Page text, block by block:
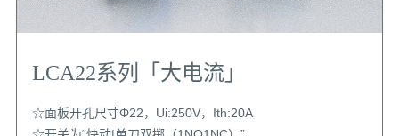
LCA22系列「大电流」
☆面板开孔尺寸Φ22，Ui:250V，Ith:20A